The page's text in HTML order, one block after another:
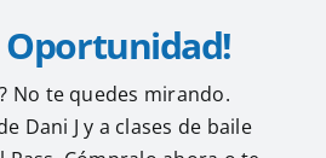
Oportunidad!
No te quedes mirando.
Dani J y a clases de baile